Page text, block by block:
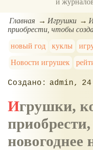
и
Главная Игрушки
приобрести, чтобы
новый год
куклы
Новости игрушек
admin
Игрушки, которые нужно
новогоднее